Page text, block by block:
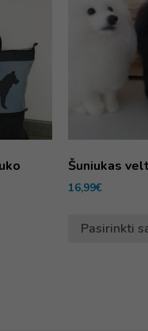
Šuniukas
16,99€
Pasirinkti